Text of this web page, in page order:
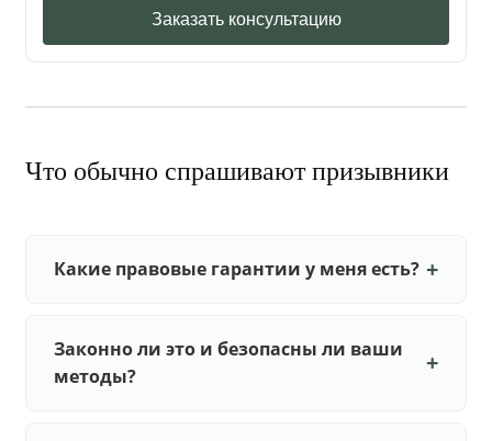
Заказать консультацию
Что обычно спрашивают призывники
Какие правовые гарантии у меня есть?
Законно ли это и безопасны ли ваши
методы?